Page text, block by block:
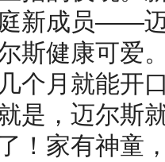
新成员——
斯健康可爱
个月就能开
是，迈尔斯
！家有神童